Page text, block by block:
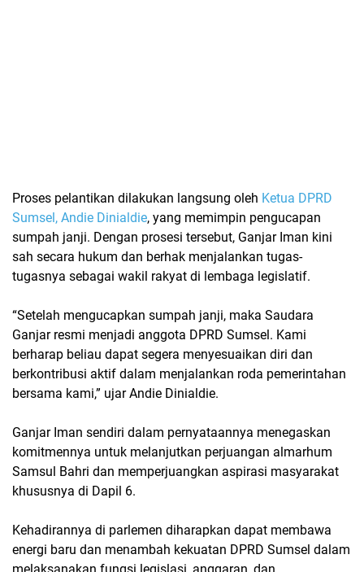
Proses pelantikan dilakukan langsung oleh Ketua DPRD
Sumsel, Andie Dinialdie, yang memimpin pengucapan
sumpah janji. Dengan prosesi tersebut, Ganjar Iman kini
sah secara hukum dan berhak menjalankan tugas-
tugasnya sebagai wakil rakyat di lembaga legislatif.
“Setelah mengucapkan sumpah janji, maka Saudara
Ganjar resmi menjadi anggota DPRD Sumsel . Kami
berharap beliau dapat segera menyesuaikan diri dan
berkontribusi aktif dalam menjalankan roda pemerintahan
bersama kami,” ujar Andie Dinialdie.
Ganjar Iman sendiri dalam pernyataannya menegaskan
komitmennya untuk melanjutkan perjuangan almarhum
Samsul Bahri dan memperjuangkan aspirasi masyarakat
khususnya di Dapil 6.
Kehadirannya di parlemen diharapkan dapat membawa
energi baru dan menambah kekuatan DPRD Sumsel dalam